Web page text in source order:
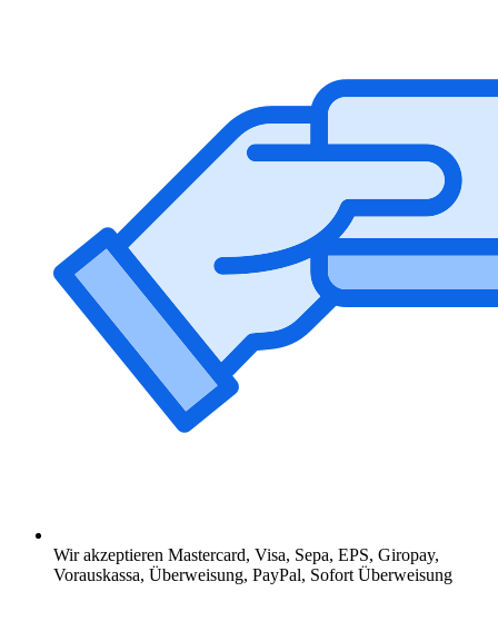
Wir akzeptieren Mastercard, Visa, Sepa, EPS, Giropay,
Vorauskassa, Überweisung, PayPal, Sofort Überweisung